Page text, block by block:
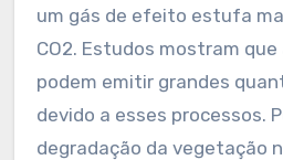
um gás de efeito estufa
CO2. Estudos mostram
podem emitir grandes
devido a esses processos.
degradação da vegetação